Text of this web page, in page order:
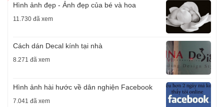
Hình ảnh đẹp - Ảnh đẹp của bé và hoa
11.730 đã xem
Cách dán Decal kính tại nhà
8.271 đã xem
Hình ảnh hài hước về dân nghiện Facebook
7.041 đã xem